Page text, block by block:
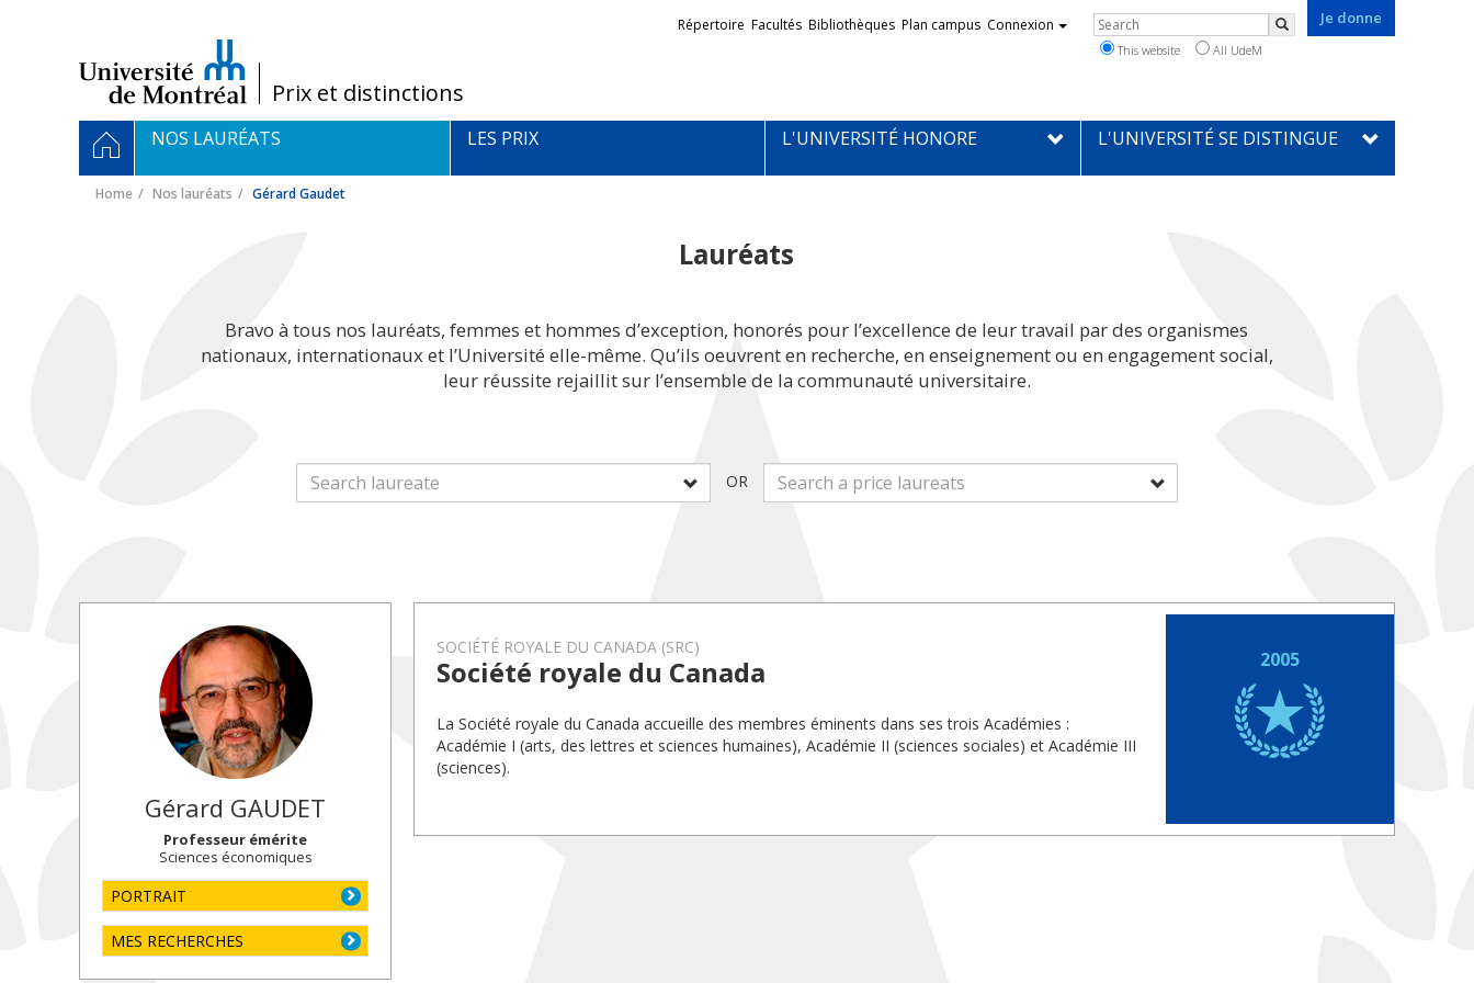
/Prix et distinctions
Je donne
Liens
externes
Répertoire Facultés Bibliothèques Plan campus Connexion Rechercher
Search
This website All UdeM
Navigation
principale
HOMENOS LAURÉATS LES PRIX L'UNIVERSITÉ HONORE L'UNIVERSITÉ SE DISTINGUE
Home Nos lauréats Gérard Gaudet
Lauréats
Bravo à tous nos lauréats, femmes et hommes d’exception, honorés pour l’excellence de leur travail par des organismes
nationaux, internationaux et l’Université elle-même. Qu’ils oeuvrent en recherche, en enseignement ou en engagement social,
leur réussite rejaillit sur l’ensemble de la communauté universitaire.
OR
Gérard GAUDET
Professeur émérite
Sciences économiques
PORTRAIT
MES RECHERCHES
SOCIÉTÉ ROYALE DU CANADA (SRC)
Société royale du Canada
La Société royale du Canada accueille des membres éminents dans ses trois Académies :
Académie I (arts, des lettres et sciences humaines), Académie II (sciences sociales) et Académie III
(sciences).
2005